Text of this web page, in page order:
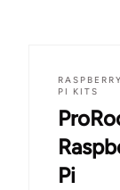
RASPBERRY
PI KITS
Pi